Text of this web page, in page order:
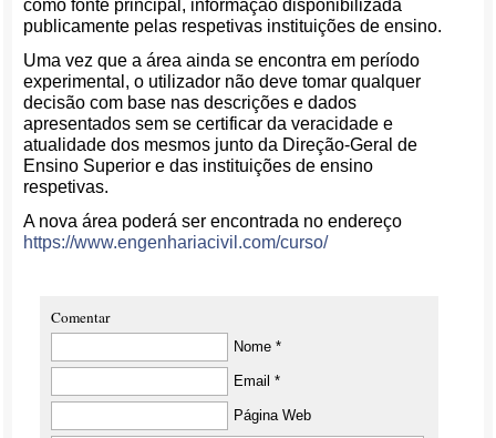
como fonte principal, informação disponibilizada
publicamente pelas respetivas instituições de ensino.
Uma vez que a área ainda se encontra em período
experimental, o utilizador não deve tomar qualquer
decisão com base nas descrições e dados
apresentados sem se certificar da veracidade e
atualidade dos mesmos junto da Direção-Geral de
Ensino Superior e das instituições de ensino
respetivas.
A nova área poderá ser encontrada no endereço
https://www.engenhariacivil.com/curso/
Comentar
Nome *
Email *
Página Web